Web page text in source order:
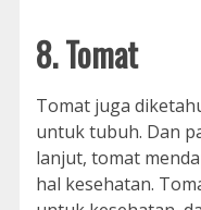
8. Tomat
Tomat juga
untuk tubuh. Dan
lanjut, tomat
hal kesehatan.